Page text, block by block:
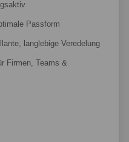
Passform
langlebige Veredelung
Firmen, Teams &